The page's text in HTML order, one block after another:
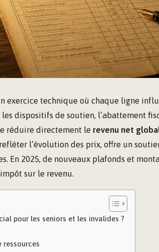
exercice technique où chaque ligne
dispositifs de soutien, l’abattement
réduire directement le revenu net
l’évolution des prix, offre un
En 2025, de nouveaux plafonds et
sur le revenu.
pour les seniors et les invalides ?
ressources